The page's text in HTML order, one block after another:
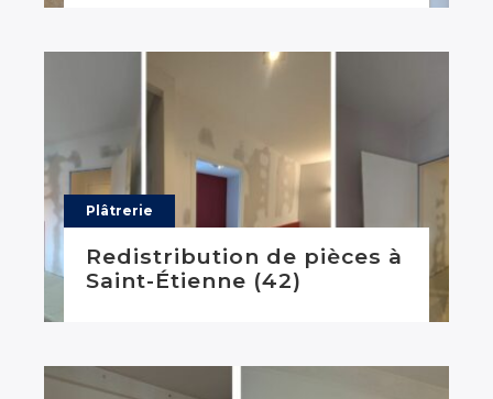
Plâtrerie
Redistribution de pièces à
Saint-Étienne (42)